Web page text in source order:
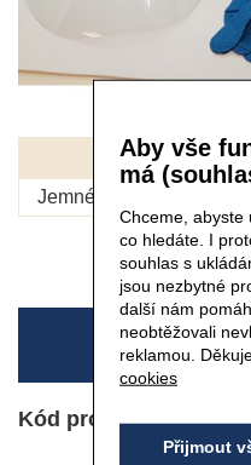
Jemné nitrilové rukavice
Kód produktu: W5102
Aby vše
má
Chceme, abyste
co hledáte. I
souhlas s
jsou nezbytné
další nám
neobtěžovali
reklamou.
cookies
Přijmout